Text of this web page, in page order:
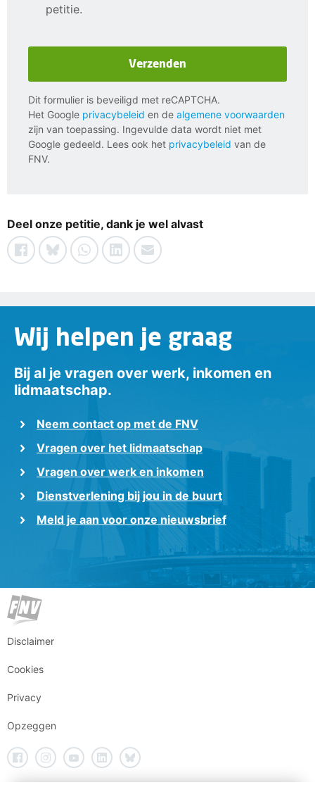
petitie.
Dit formulier is beveiligd met reCAPTCHA.
Het Google privacybeleid en de algemene voorwaarden
zijn van toepassing. Ingevulde data wordt niet met
Google gedeeld. Lees ook het privacybeleid van de
FNV.
Verzenden
Deel onze petitie, dank je wel alvast
Wij helpen je graag
Bij al je vragen over werk, inkomen en
lidmaatschap.
Neem contact op met de FNV
Vragen over het lidmaatschap
Vragen over werk en inkomen
Dienstverlening bij jou in de buurt
Meld je aan voor onze nieuwsbrief
Disclaimer
Cookies
Privacy
Opzeggen